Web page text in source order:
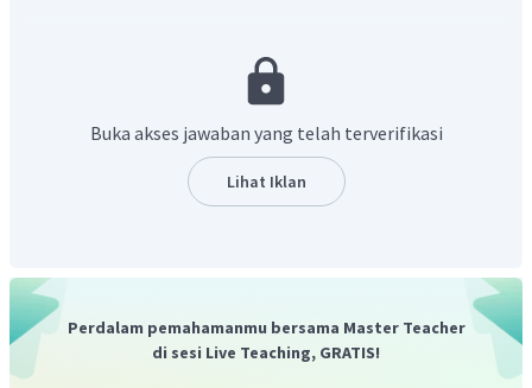
Dengan demikian, luas total daerah di bawah kurva normal
Buka akses jawaban yang telah terverifikasi
Lihat Iklan
Perdalam pemahamanmu bersama Master Teacher
di sesi Live Teaching, GRATIS!